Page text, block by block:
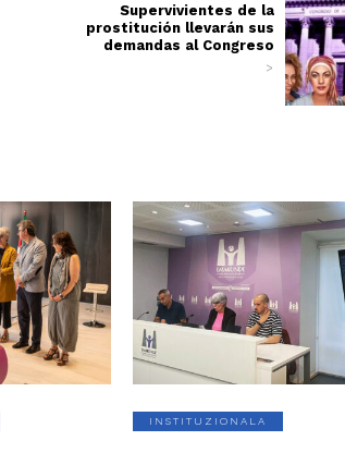
Supervivientes de la
prostitución llevarán sus
demandas al Congreso
>
INSTITUZIONALA